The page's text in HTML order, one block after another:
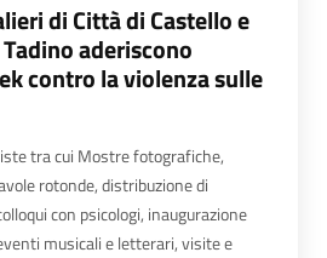
di Città di Castello e
aderiscono
contro la violenza sulle
tra cui Mostre fotografiche,
rotonde, distribuzione di
con psicologi, inaugurazione
musicali e letterari, visite e